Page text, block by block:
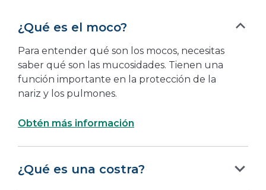
¿Qué es el moco?
Para entender qué son los mocos, necesitas
saber qué son las mucosidades. Tienen una
función importante en la protección de la
nariz y los pulmones.
Obtén más información
¿Qué es una costra?